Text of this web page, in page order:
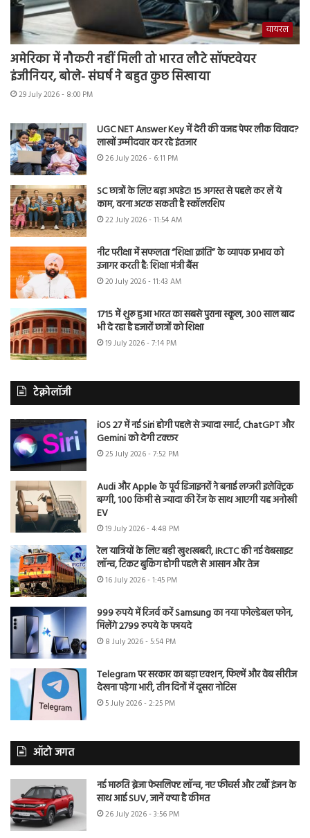
वायरल
अमेरिका में नौकरी नहीं मिली तो भारत लौटे सॉफ्टवेयर
इंजीनियर, बोले- संघर्ष ने बहुत कुछ सिखाया
29 July 2026 - 8:00 PM
UGC NET Answer Key में देरी की वजह पेपर लीक विवाद?
लाखों उम्मीदवार कर रहे इंतजार
26 July 2026 - 6:11 PM
SC छात्रों के लिए बड़ा अपडेट! 15 अगस्त से पहले कर लें ये
काम, वरना अटक सकती है स्कॉलरशिप
22 July 2026 - 11:54 AM
नीट परीक्षा में सफलता “शिक्षा क्रांति” के व्यापक प्रभाव को
उजागर करती है: शिक्षा मंत्री बैंस
20 July 2026 - 11:43 AM
1715 में शुरू हुआ भारत का सबसे पुराना स्कूल, 300 साल बाद
भी दे रहा है हजारों छात्रों को शिक्षा
19 July 2026 - 7:14 PM
टेक्नोलॉजी
iOS 27 में नई Siri होगी पहले से ज्यादा स्मार्ट, ChatGPT और
Gemini को देगी टक्कर
25 July 2026 - 7:52 PM
Audi और Apple के पूर्व डिजाइनरों ने बनाई लग्जरी इलेक्ट्रिक
बग्गी, 100 किमी से ज्यादा की रेंज के साथ आएगी यह अनोखी
EV
19 July 2026 - 4:48 PM
रेल यात्रियों के लिए बड़ी खुशखबरी, IRCTC की नई वेबसाइट
लॉन्च, टिकट बुकिंग होगी पहले से आसान और तेज
16 July 2026 - 1:45 PM
999 रुपये में रिजर्व करें Samsung का नया फोल्डेबल फोन,
मिलेंगे 2799 रुपये के फायदे
8 July 2026 - 5:54 PM
Telegram पर सरकार का बड़ा एक्शन, फिल्में और वेब सीरीज
देखना पड़ेगा भारी, तीन दिनों में दूसरा नोटिस
5 July 2026 - 2:25 PM
ऑटो जगत
नई मारुति ब्रेजा फेसलिफ्ट लॉन्च, नए फीचर्स और टर्बो इंजन के
साथ आई SUV, जानें क्या है कीमत
26 July 2026 - 3:56 PM